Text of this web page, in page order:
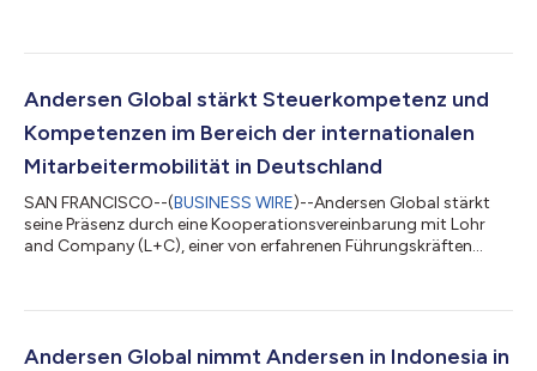
Abcoo berät lokale und internationale Mandanten in einem
Erfahrung in den Bereichen Gesellschaftsrecht und M&A,
Andersen Global stärkt Steuerkompetenz und
Kompetenzen im Bereich der internationalen
Mitarbeitermobilität in Deutschland
SAN FRANCISCO--(BUSINESS WIRE)--Andersen Global stärkt
seine Präsenz durch eine Kooperationsvereinbarung mit Lohr
and Company (L+C), einer von erfahrenen Führungskräften
Compliance, grenzüberschreitende Steuerfragen, internationale
seinen Hauptsitz in Deutschland und ist auch in Österreich
Andersen Global nimmt Andersen in Indonesia in